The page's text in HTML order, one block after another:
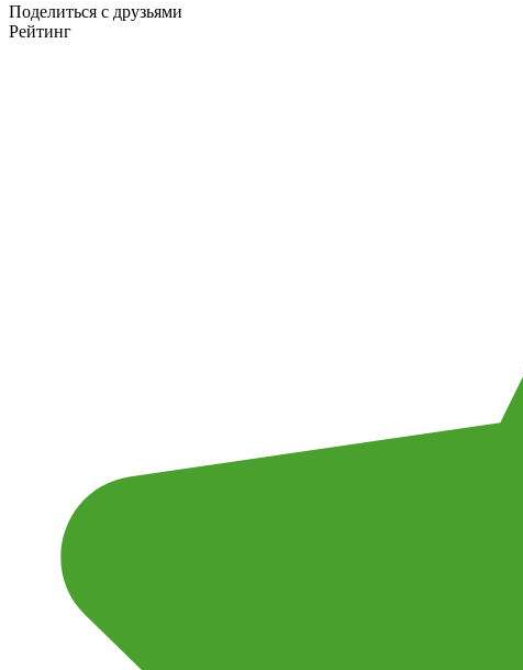
Поделиться с друзьями
Рейтинг